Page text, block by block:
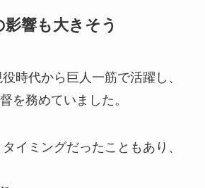
響も大きそう
時代から巨人一筋で活躍し、
を務めていました。
イミングだったこともあり、